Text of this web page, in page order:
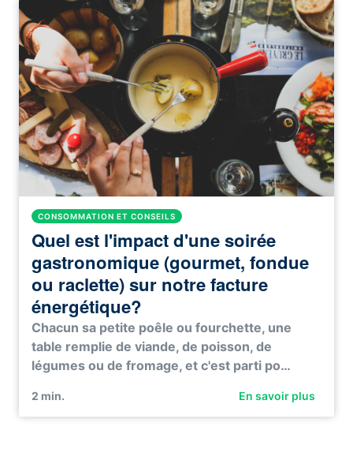
CONSOMMATION ET CONSEILS
Quel est l'impact d'une soirée
gastronomique (gourmet, fondue
ou raclette) sur notre facture
énergétique?
Chacun sa petite poêle ou fourchette, une
table remplie de viande, de poisson, de
légumes ou de fromage, et c'est parti po…
2 min. En savoir plus